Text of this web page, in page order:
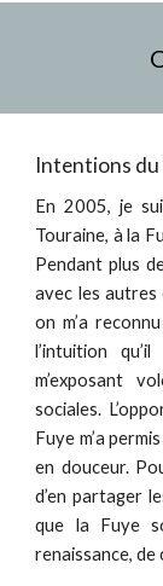
Intentions
En 2005, je
Touraine, à la
Pendant plus
avec les autres
on m’a
l’intuition
m’exposant
sociales.
Fuye m’a
en douceur.
d’en partager
que la Fuye
renaissance,